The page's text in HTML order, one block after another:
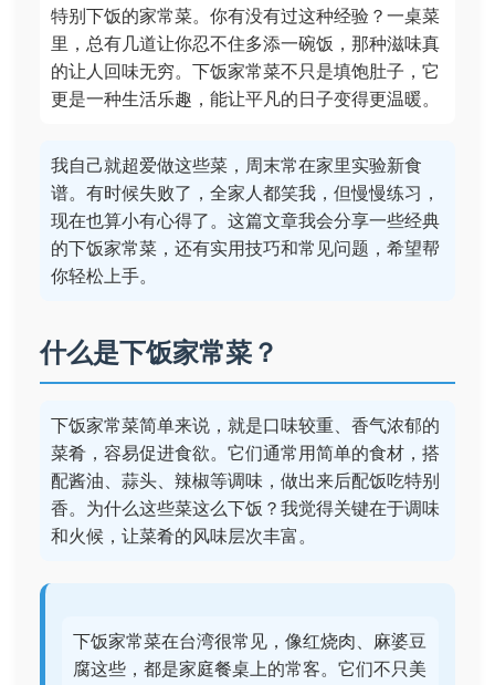
特别下饭的家常菜。你有没有过这种经验？一桌菜
里，总有几道让你忍不住多添一碗饭，那种滋味真
的让人回味无穷。下饭家常菜不只是填饱肚子，它
更是一种生活乐趣，能让平凡的日子变得更温暖。
我自己就超爱做这些菜，周末常在家里实验新食
谱。有时候失败了，全家人都笑我，但慢慢练习，
现在也算小有心得了。这篇文章我会分享一些经典
的下饭家常菜，还有实用技巧和常见问题，希望帮
你轻松上手。
什么是下饭家常菜？
下饭家常菜简单来说，就是口味较重、香气浓郁的
菜肴，容易促进食欲。它们通常用简单的食材，搭
配酱油、蒜头、辣椒等调味，做出来后配饭吃特别
香。为什么这些菜这么下饭？我觉得关键在于调味
和火候，让菜肴的风味层次丰富。
下饭家常菜在台湾很常见，像红烧肉、麻婆豆
腐这些，都是家庭餐桌上的常客。它们不只美